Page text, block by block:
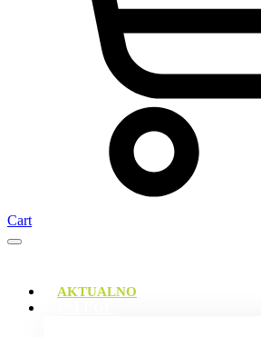
Cart
AKTUALNO